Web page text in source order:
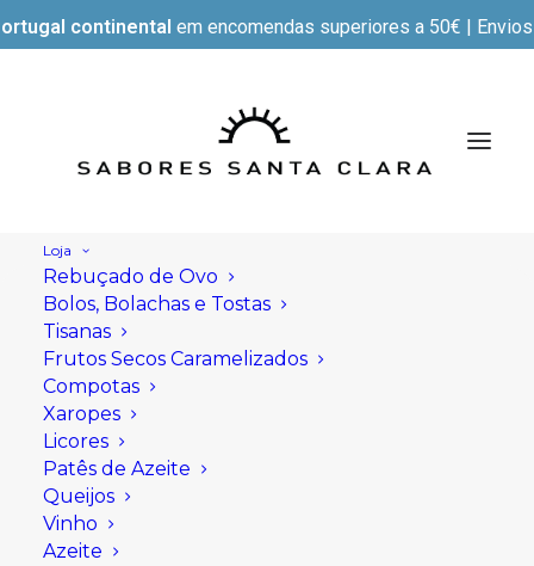
continental em encomendas superiores a 50€ |
Loja
Rebuçado de Ovo
Bolos, Bolachas e Tostas
Tisanas
Frutos Secos Caramelizados
Compotas
Xaropes
Licores
Patês de Azeite
Queijos
Vinho
Azeite